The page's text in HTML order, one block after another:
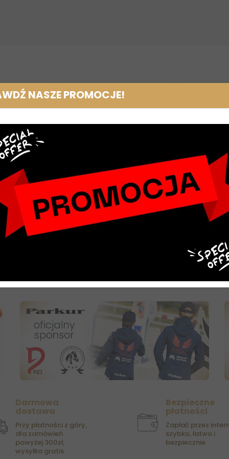
NASZE PROMOCJE!
konia
BEAR
2025
zł
Wędzidło oliwkowe
Waldhausen Cupris
pojedynczo łamane pełne
Spray
strzałek
DO
Darmowa
dostawa
Przy płatności z góry,
dla zamówień
powyżej 300zł,
wysyłka gratis
Bezpieczne
płatności
Zapłać przez
szybko, łatwo i
bezpiecznie